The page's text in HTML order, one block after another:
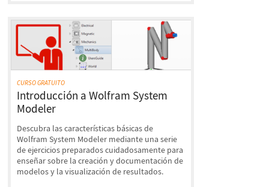
CURSO GRATUITO
Introducción a Wolfram System
Modeler
Descubra las características básicas de
Wolfram System Modeler mediante una serie
de ejercicios preparados cuidadosamente para
enseñar sobre la creación y documentación de
modelos y la visualización de resultados.